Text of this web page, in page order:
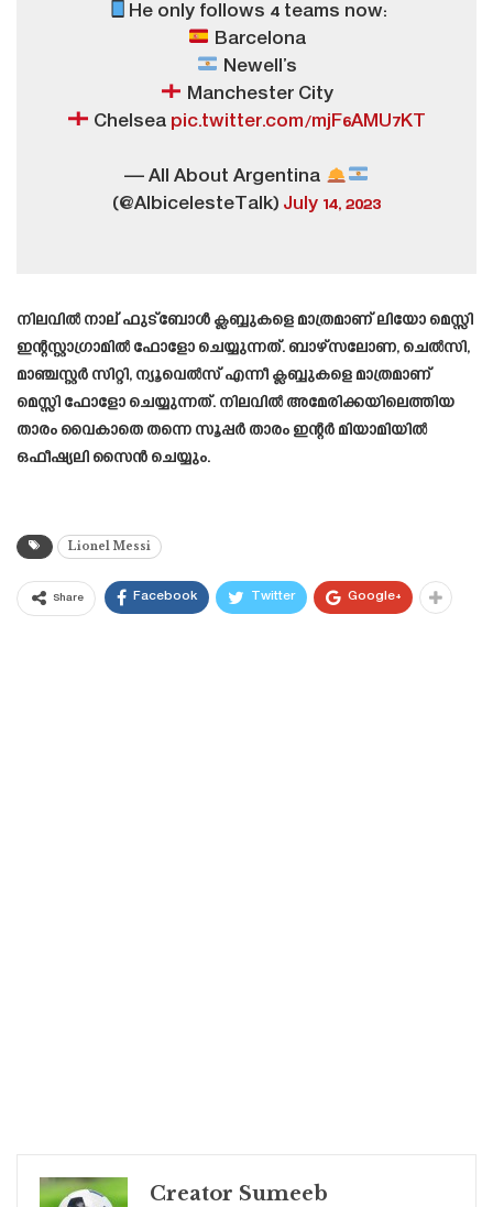
He only follows 4 teams now:
Barcelona
Newell’s
Manchester City
Chelsea pic.twitter.com/mjF6AMU7KT
— All About Argentina
(@AlbicelesteTalk) July 14, 2023
നിലവിൽ നാല് ഫുട്ബോൾ ക്ലബ്ബുകളെ മാത്രമാണ് ലിയോ മെസ്സി
ഇന്റസ്റ്റാഗ്രാമിൽ ഫോളോ ചെയ്യുന്നത്. ബാഴ്സലോണ, ചെൽസി,
മാഞ്ചസ്റ്റർ സിറ്റി, ന്യൂവെൽസ് എന്നീ ക്ലബ്ബുകളെ മാത്രമാണ്
മെസ്സി ഫോളോ ചെയ്യുന്നത്. നിലവിൽ അമേരിക്കയിലെത്തിയ
താരം വൈകാതെ തന്നെ സൂപ്പർ താരം ഇന്റർ മിയാമിയിൽ
ഒഫീഷ്യലി സൈൻ ചെയ്യും.
Lionel Messi
Share Facebook Twitter Google+
Creator Sumeeb